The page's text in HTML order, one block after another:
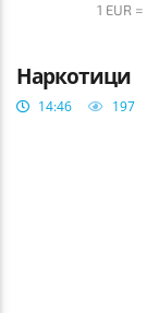
1 EUR
Наркотици
14:46 197